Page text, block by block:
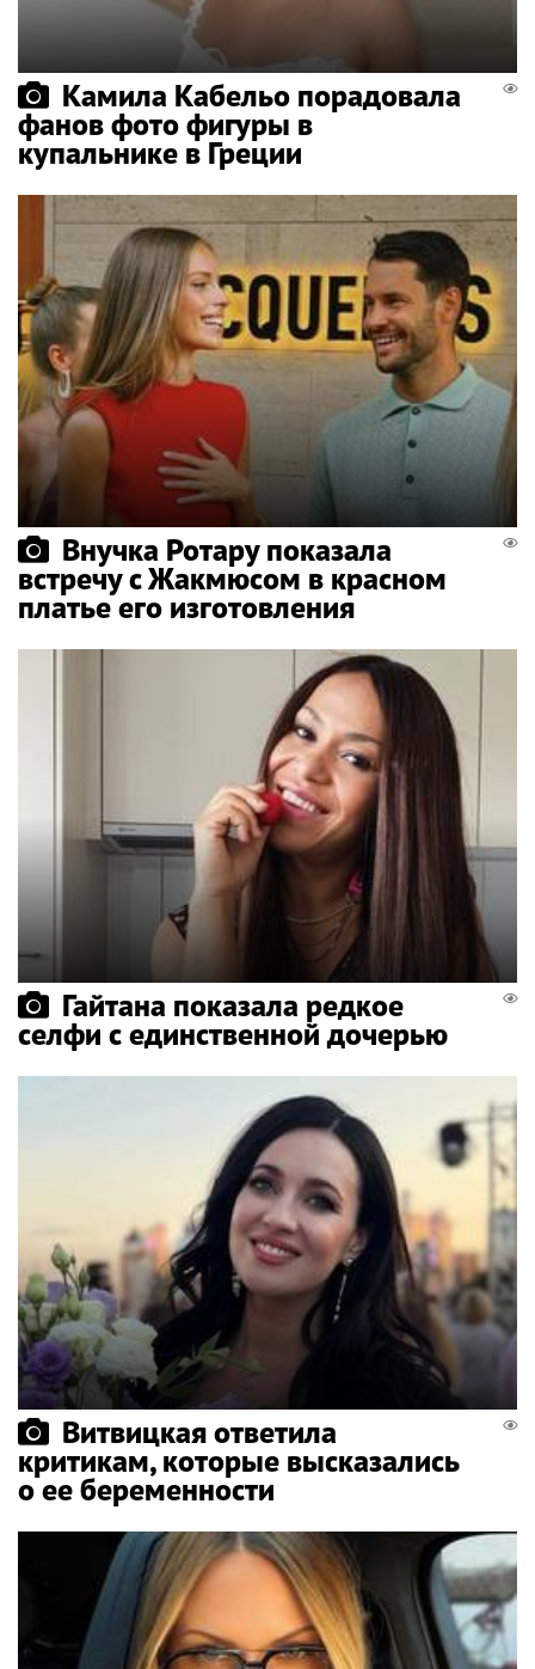
Камила Кабельо порадовала
фанов фото фигуры в
купальнике в Греции
Внучка Ротару показала
встречу с Жакмюсом в красном
платье его изготовления
Гайтана показала редкое
селфи с единственной дочерью
Витвицкая ответила
критикам, которые высказались
о ее беременности